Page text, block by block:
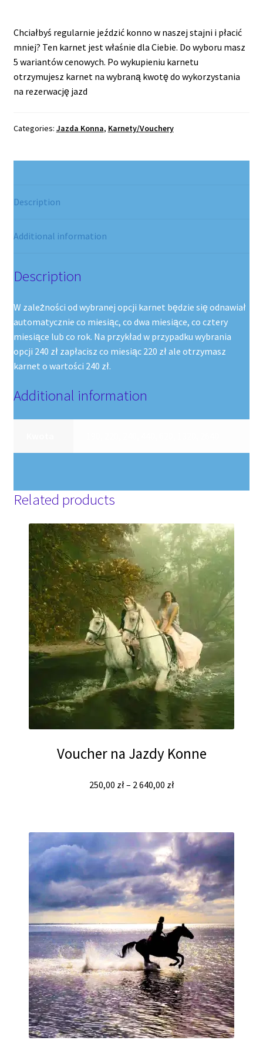
Chciałbyś regularnie jeździć konno w naszej stajni i płacić
mniej? Ten karnet jest właśnie dla Ciebie. Do wyboru masz
5 wariantów cenowych. Po wykupieniu karnetu
otrzymujesz karnet na wybraną kwotę do wykorzystania
na rezerwację jazd
Categories: Jazda Konna, Karnety/Vouchery
Description
Additional information
Description
W zależności od wybranej opcji karnet będzie się odnawiał
automatycznie co miesiąc, co dwa miesiące, co cztery
miesiące lub co rok. Na przykład w przypadku wybrania
opcji 240 zł zapłacisz co miesiąc 220 zł ale otrzymasz
karnet o wartości 240 zł.
Additional information
Related products
Voucher na Jazdy Konne
250,00 zł– 2 640,00 zł